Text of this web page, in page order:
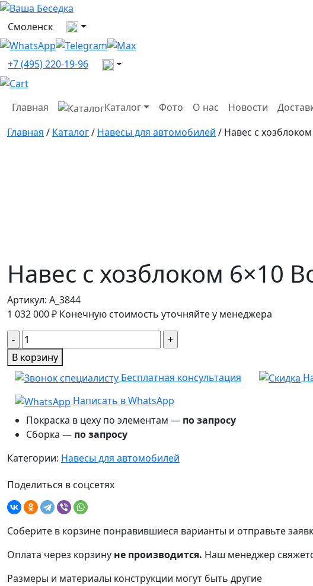
Смоленск Выберите город
+7 (495) 220-19-96 Все контакты
Главная Каталог Фото О нас Новости
Главная / Каталог/ Навесы для автомобилей / Навес с
Навес с хозблоком 6×10
Артикул: A_3844
1 032 000₽ Конечную стоимость уточняйте у менеджера
Количество
товара
Навес
хозблоком
6×10
Волна
В корзину
Бесплатная консультация
Написать в WhatsApp
Покраска в цеху по элементам — по запросу
Сборка — по запросу
Категории: Навесы для автомобилей
Поделиться в соцсетях
Соберите в корзине понравившиеся варианты и отправьте
Оплата через корзину не производится. Наш менеджер
Размеры и материалы конструкции могут быть другие